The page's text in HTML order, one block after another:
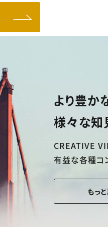
より豊か
様々な知
CREATIVE
有益な各種コ
もっ